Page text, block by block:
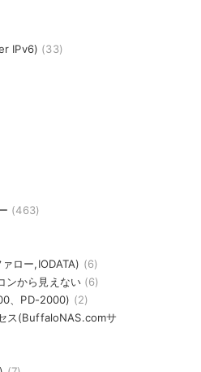
IPv6) (33)
(463)
ロー,IODATA) (6)
ンから見えない(6)
、PD-2000) (2)
ス(BuffaloNAS.comサ